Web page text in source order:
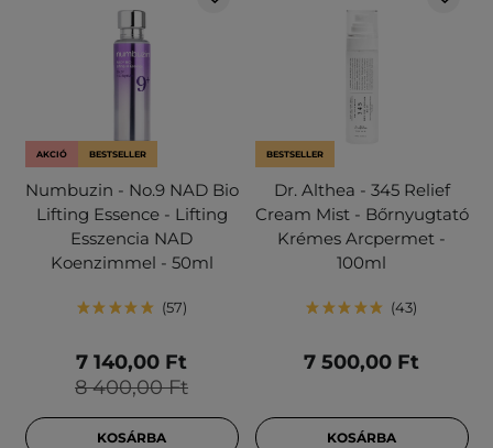
AKCIÓ BESTSELLER
Numbuzin - No.9 NAD Bio
Lifting Essence - Lifting
Esszencia NAD
Koenzimmel - 50ml
57
8 400,00 Ft
7 140,00 Ft
KOSÁRBA
BESTSELLER
Dr. Althea - 345 Relief
Cream Mist - Bőrnyugtató
Krémes Arcpermet -
100ml
43
7 500,00 Ft
KOSÁRBA